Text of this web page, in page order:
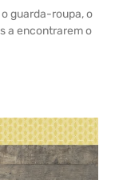
guarda-roupa, o
a encontrarem o